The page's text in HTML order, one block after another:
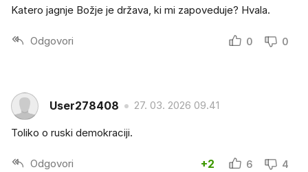
Katero jagnje Božje je država, ki mi zapoveduje? Hvala.
Odgovori 0 0
User278408 27. 03. 2026 09.41
Toliko o ruski demokraciji.
Odgovori +2 6 4